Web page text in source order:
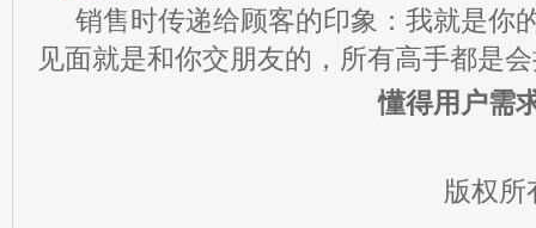
销售时传递给顾客的印象：我就是你
见面就是和你交朋友的，所有高手都是
懂得用户需
版权所